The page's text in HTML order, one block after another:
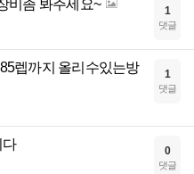
비좀 봐주세요~ 1
댓글
렙까지 올리수있는방
1
댓글
다 0
댓글